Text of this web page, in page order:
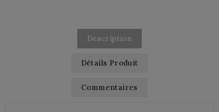
Description
Détails Produit
Commentaires